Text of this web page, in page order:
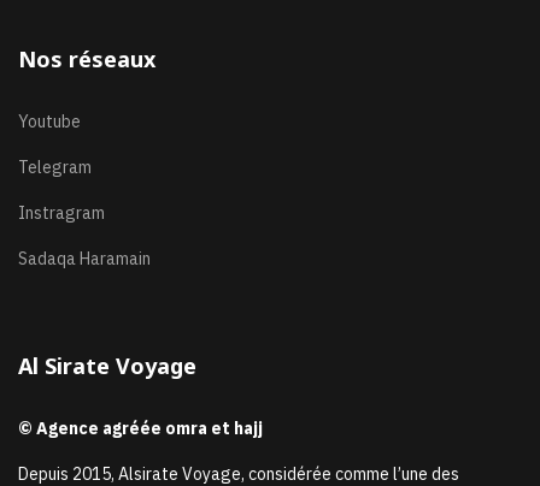
Nos réseaux
Youtube
Telegram
Instragram
Sadaqa Haramain
Al Sirate Voyage
© Agence agréée omra et hajj
Depuis 2015, Alsirate Voyage, considérée comme l’une des